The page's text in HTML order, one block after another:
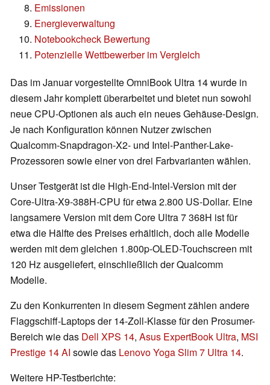
Emissionen
Energieverwaltung
Notebookcheck Bewertung
Potenzielle Wettbewerber im Vergleich
Das im Januar vorgestellte OmniBook Ultra 14 wurde in
diesem Jahr komplett überarbeitet und bietet nun sowohl
neue CPU-Optionen als auch ein neues Gehäuse-Design.
Je nach Konfiguration können Nutzer zwischen
Qualcomm-Snapdragon-X2- und Intel-Panther-Lake-
Prozessoren sowie einer von drei Farbvarianten wählen.
Unser Testgerät ist die High-End-Intel-Version mit der
Core-Ultra-X9-388H-CPU für etwa 2.800 US-Dollar. Eine
langsamere Version mit dem Core Ultra 7 368H ist für
etwa die Hälfte des Preises erhältlich, doch alle Modelle
werden mit dem gleichen 1.800p-OLED-Touchscreen mit
120 Hz ausgeliefert, einschließlich der Qualcomm
Modelle.
Zu den Konkurrenten in diesem Segment zählen andere
Flaggschiff-Laptops der 14-Zoll-Klasse für den Prosumer-
Bereich wie das Dell XPS 14, Asus ExpertBook Ultra, MSI
Prestige 14 AI sowie das Lenovo Yoga Slim 7 Ultra 14.
Weitere HP-Testberichte: